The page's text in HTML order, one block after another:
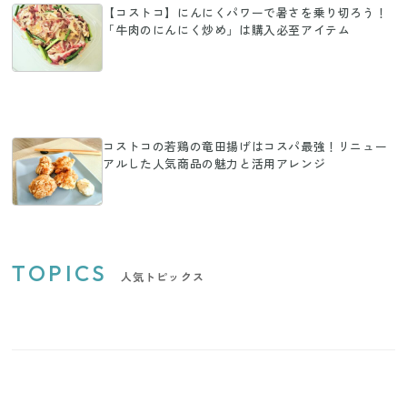
【コストコ】にんにくパワーで暑さを乗り切ろう！
「牛肉のにんにく炒め」は購入必至アイテム
コストコの若鶏の竜田揚げはコスパ最強！リニュー
アルした人気商品の魅力と活用アレンジ
TOPICS 人気トピックス